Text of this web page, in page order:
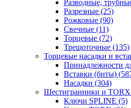
Разводные,
Разрезные (25)
Рожковые (90)
Свечные (11)
Торцевые (72)
Трещоточные (135)
Торцевые насадки и
Принадлежности
Вставки (биты)
Насадки (304)
Шестигранники и TORX
Ключи SPLINE (5)